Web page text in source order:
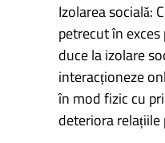
Izolarea socială:
petrecut în
duce la izolare
interacționeze
în mod fizic cu
deteriora relațiile